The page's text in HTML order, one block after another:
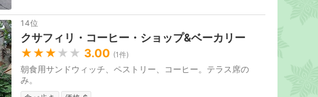
14位
クサフィリ・コーヒー・ショップ&ベーカリー
★★★ ★★ 3.00 (1件)
朝食用サンドウィッチ、ペストリー、コーヒー。テラス席の
み。